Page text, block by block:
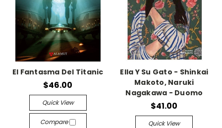
El Fantasma Del Titanic
$46.00
Quick View
Compare
Ella Y Su Gato - Shinkai
Makoto, Naruki
Nagakawa - Duomo
$41.00
Quick View